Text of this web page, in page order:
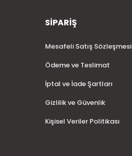
SİPARİŞ
Mesafeli Satış Sözleşmesi
Ödeme ve Teslimat
İptal ve İade Şartları
Gizlilik ve Güvenlik
Kişisel Veriler Politikası